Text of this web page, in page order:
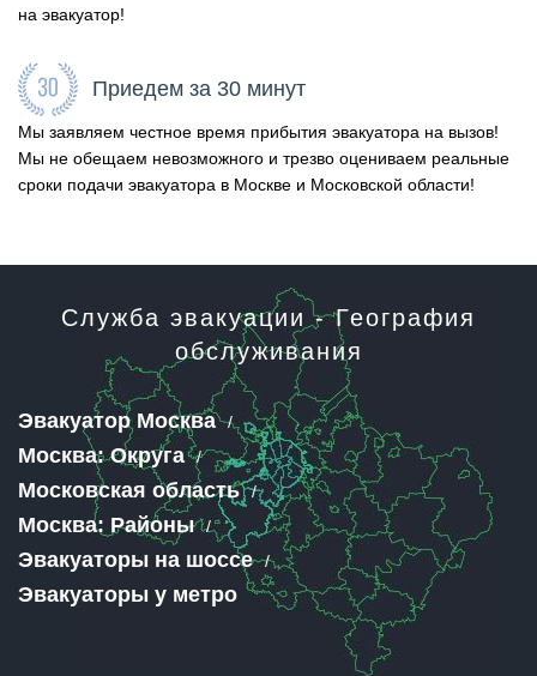
на эвакуатор!
Приедем за 30 минут
Мы заявляем честное время прибытия эвакуатора на вызов!
Мы не обещаем невозможного и трезво оцениваем реальные
сроки подачи эвакуатора в Москве и Московской области!
Служба эвакуации - География
обслуживания
Эвакуатор Москва
Москва: Округа
Московская область
Москва: Районы
Эвакуаторы на шоссе
Эвакуаторы у метро